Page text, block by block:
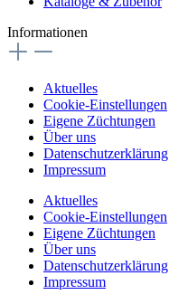
Informationen
Aktuelles
Cookie-Einstellungen
Eigene Züchtungen
Über uns
Datenschutzerklärung
Impressum
Aktuelles
Cookie-Einstellungen
Eigene Züchtungen
Über uns
Datenschutzerklärung
Impressum